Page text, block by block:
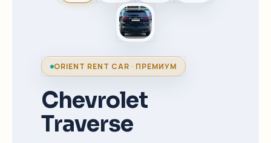
ORIENT RENT CAR · ПРЕМИУМ
Chevrolet
Traverse